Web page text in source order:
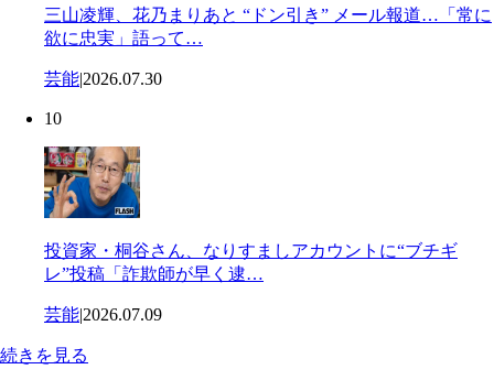
三山凌輝、花乃まりあと “ドン引き” メール報道…「常に
欲に忠実」語って…
芸能|2026.07.30
10
投資家・桐谷さん、なりすましアカウントに“ブチギ
レ”投稿「詐欺師が早く逮…
芸能|2026.07.09
続きを見る